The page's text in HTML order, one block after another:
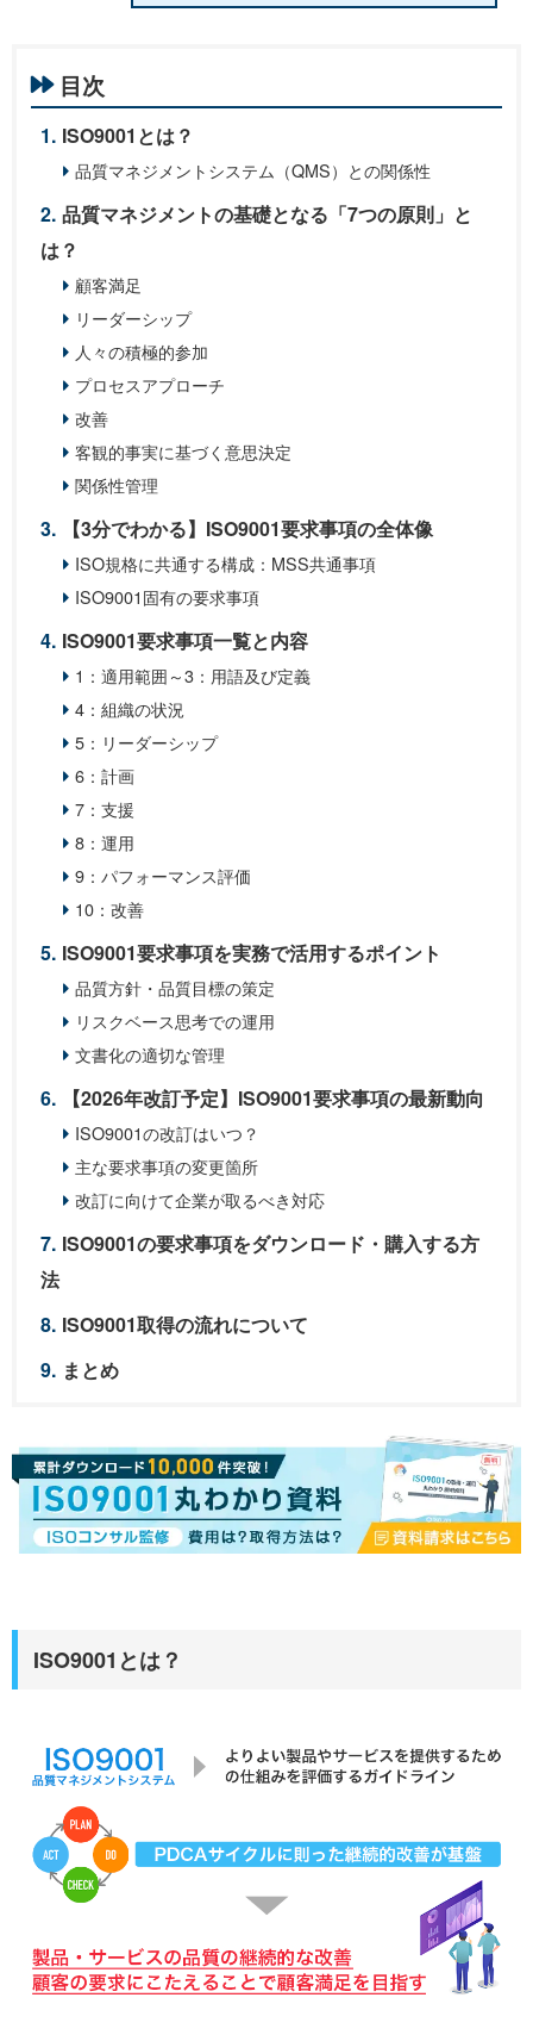
目次
ISO9001とは？
品質マネジメントシステム（QMS）との関係性
品質マネジメントの基礎となる「7つの原則」と
は？
顧客満足
リーダーシップ
人々の積極的参加
プロセスアプローチ
改善
客観的事実に基づく意思決定
関係性管理
【3分でわかる】ISO9001要求事項の全体像
ISO規格に共通する構成：MSS共通事項
ISO9001固有の要求事項
ISO9001要求事項一覧と内容
1：適用範囲～3：用語及び定義
4：組織の状況
5：リーダーシップ
6：計画
7：支援
8：運用
9：パフォーマンス評価
10：改善
ISO9001要求事項を実務で活用するポイント
品質方針・品質目標の策定
リスクベース思考での運用
文書化の適切な管理
【2026年改訂予定】ISO9001要求事項の最新動向
ISO9001の改訂はいつ？
主な要求事項の変更箇所
改訂に向けて企業が取るべき対応
ISO9001の要求事項をダウンロード・購入する方
法
ISO9001取得の流れについて
まとめ
ISO9001とは？